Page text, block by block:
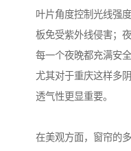
叶片角度控制光线强
板免受紫外线侵害；
每一个夜晚都充满安全
尤其对于重庆这样多
透气性更显重要。
在美观方面，窗帘的